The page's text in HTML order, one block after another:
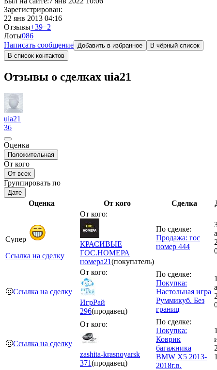
Зарегистрирован:
22 янв 2013 04:16
Отзывы+39−2
Лоты086
Написать сообщение Добавить в избранное
В чёрный список
В список контактов
Отзывы о сделках uia21
uia21
36
Оценка
Положительная
От кого
От всех
Группировать по
Дате
Оценка От кого Сделка
Супер
Ссылка на сделку
От кого:
КРАСИВЫЕ
ГОС.НОМЕРА
номера21(покупатель)
По сделке:
Продажа: гос
номер 444
🙂Ссылка на сделку
От кого:
ИгрРай
296(продавец)
По сделке:
Покупка:
Настольная игра
Руммикуб. Без
границ
🙂Ссылка на сделку
От кого:
zashita-krasnoyarsk
371(продавец)
По сделке:
Покупка:
Коврик
багажника
BMW X5 2013-
2018г.в.